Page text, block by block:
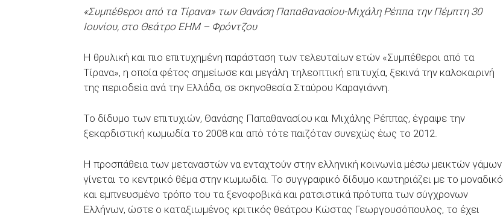
«Συμπέθεροι από τα Τίρανα» των Θανάση Παπαθανασίου-Μιχάλη Ρέππα την Πέμπτη 30
Ιουνίου, στο Θεάτρο ΕΗΜ – Φρόντζου
Η θρυλική και πιο επιτυχημένη παράσταση των τελευταίων ετών «Συμπέθεροι από τα
Τίρανα», η οποία φέτος σημείωσε και μεγάλη τηλεοπτική επιτυχία, ξεκινά την καλοκαιρινή
της περιοδεία ανά την Ελλάδα, σε σκηνοθεσία Σταύρου Καραγιάννη.
Το δίδυμο των επιτυχιών, Θανάσης Παπαθανασίου και Μιχάλης Ρέππας, έγραψε την
ξεκαρδιστική κωμωδία το 2008 και από τότε παιζόταν συνεχώς έως το 2012.
Η προσπάθεια των μεταναστών να ενταχτούν στην ελληνική κοινωνία μέσω μεικτών γάμων
γίνεται το κεντρικό θέμα στην κωμωδία. Το συγγραφικό δίδυμο καυτηριάζει με το μοναδικό
και εμπνευσμένο τρόπο του τα ξενοφοβικά και ρατσιστικά πρότυπα των σύγχρονων
Ελλήνων, ώστε ο καταξιωμένος κριτικός θεάτρου Κώστας Γεωργουσόπουλος, το έχει